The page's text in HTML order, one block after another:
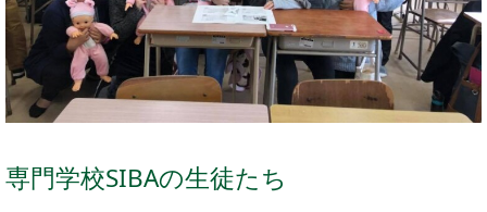
専門学校SIBAの生徒たち